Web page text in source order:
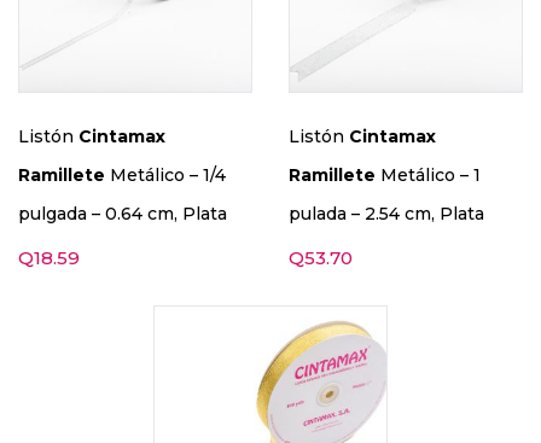
Listón Cintamax
Ramillete Metálico – 1/4
pulgada – 0.64 cm, Plata
Q18.59
Listón Cintamax
Ramillete Metálico – 1
pulada – 2.54 cm, Plata
Q53.70